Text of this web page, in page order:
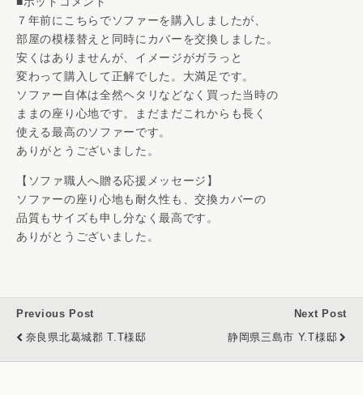
７年前にこちらでソファーを購入しましたが、
部屋の模様替えと同時にカバーを交換しました。
安くはありませんが、イメージがガラっと
変わって購入して正解でした。大満足です。
ソファー自体は全然ヘタリなどなく買った当時の
ままの座り心地です。まだまだこれからも長く
使える最高のソファーです。
ありがとうございました。
【ソファ職人へ贈る応援メッセージ】
ソファーの座り心地も耐久性も、交換カバーの
品質もサイズも申し分なく最高です。
ありがとうございました。
Previous Post
奈良県北葛城郡 T.T様邸
Next Post
静岡県三島市 Y.T様邸